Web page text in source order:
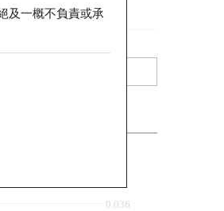
及一概不負責或承
0.036